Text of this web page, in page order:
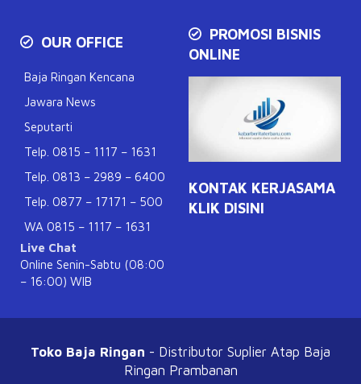
OUR OFFICE
Baja Ringan Kencana
Jawara News
Seputarti
Telp. 0815 – 1117 – 1631
Telp. 0813 – 2989 – 6400
Telp. 0877 – 17171 – 500
WA 0815 – 1117 – 1631
Live Chat
Online Senin-Sabtu (08:00
– 16:00) WIB
PROMOSI BISNIS
ONLINE
KONTAK KERJASAMA
KLIK DISINI
Toko Baja Ringan - Distributor Suplier Atap Baja
Ringan Prambanan